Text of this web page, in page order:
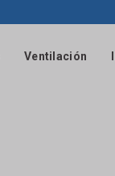
Ventilación